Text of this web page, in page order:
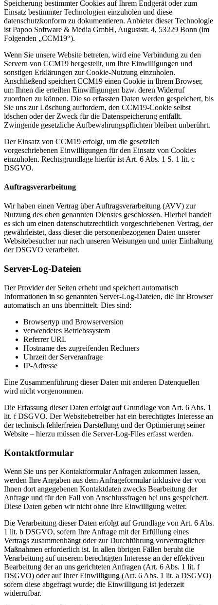
Speicherung bestimmter Cookies auf Ihrem Endgerät oder zum
Einsatz bestimmter Technologien einzuholen und diese
datenschutzkonform zu dokumentieren. Anbieter dieser Technologie
ist Papoo Software & Media GmbH, Auguststr. 4, 53229 Bonn (im
Folgenden „CCM19“).
Wenn Sie unsere Website betreten, wird eine Verbindung zu den
Servern von CCM19 hergestellt, um Ihre Einwilligungen und
sonstigen Erklärungen zur Cookie-Nutzung einzuholen.
Anschließend speichert CCM19 einen Cookie in Ihrem Browser,
um Ihnen die erteilten Einwilligungen bzw. deren Widerruf
zuordnen zu können. Die so erfassten Daten werden gespeichert, bis
Sie uns zur Löschung auffordern, den CCM19-Cookie selbst
löschen oder der Zweck für die Datenspeicherung entfällt.
Zwingende gesetzliche Aufbewahrungspflichten bleiben unberührt.
Der Einsatz von CCM19 erfolgt, um die gesetzlich
vorgeschriebenen Einwilligungen für den Einsatz von Cookies
einzuholen. Rechtsgrundlage hierfür ist Art. 6 Abs. 1 S. 1 lit. c
DSGVO.
Auftragsverarbeitung
Wir haben einen Vertrag über Auftragsverarbeitung (AVV) zur
Nutzung des oben genannten Dienstes geschlossen. Hierbei handelt
es sich um einen datenschutzrechtlich vorgeschriebenen Vertrag, der
gewährleistet, dass dieser die personenbezogenen Daten unserer
Websitebesucher nur nach unseren Weisungen und unter Einhaltung
der DSGVO verarbeitet.
Server-Log-Dateien
Der Provider der Seiten erhebt und speichert automatisch
Informationen in so genannten Server-Log-Dateien, die Ihr Browser
automatisch an uns übermittelt. Dies sind:
Browsertyp und Browserversion
verwendetes Betriebssystem
Referrer URL
Hostname des zugreifenden Rechners
Uhrzeit der Serveranfrage
IP-Adresse
Eine Zusammenführung dieser Daten mit anderen Datenquellen
wird nicht vorgenommen.
Die Erfassung dieser Daten erfolgt auf Grundlage von Art. 6 Abs. 1
lit. f DSGVO. Der Websitebetreiber hat ein berechtigtes Interesse an
der technisch fehlerfreien Darstellung und der Optimierung seiner
Website – hierzu müssen die Server-Log-Files erfasst werden.
Kontaktformular
Wenn Sie uns per Kontaktformular Anfragen zukommen lassen,
werden Ihre Angaben aus dem Anfrageformular inklusive der von
Ihnen dort angegebenen Kontaktdaten zwecks Bearbeitung der
Anfrage und für den Fall von Anschlussfragen bei uns gespeichert.
Diese Daten geben wir nicht ohne Ihre Einwilligung weiter.
Die Verarbeitung dieser Daten erfolgt auf Grundlage von Art. 6 Abs.
1 lit. b DSGVO, sofern Ihre Anfrage mit der Erfüllung eines
Vertrags zusammenhängt oder zur Durchführung vorvertraglicher
Maßnahmen erforderlich ist. In allen übrigen Fällen beruht die
Verarbeitung auf unserem berechtigten Interesse an der effektiven
Bearbeitung der an uns gerichteten Anfragen (Art. 6 Abs. 1 lit. f
DSGVO) oder auf Ihrer Einwilligung (Art. 6 Abs. 1 lit. a DSGVO)
sofern diese abgefragt wurde; die Einwilligung ist jederzeit
widerrufbar.